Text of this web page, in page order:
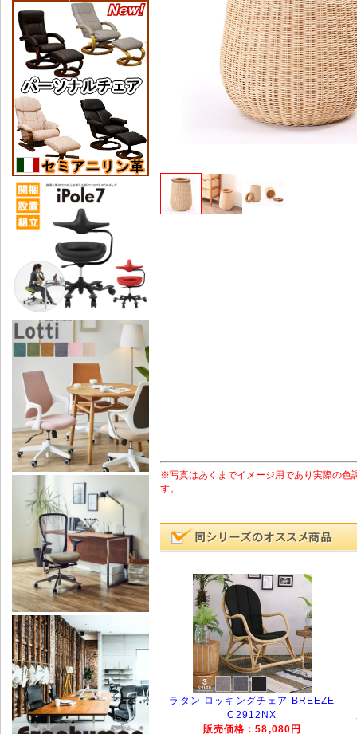
※写真はあくまでイメージ用であり実際の色
す。
ラタン ロッキングチェア BREEZE
C2912NX
販売価格：58,080円